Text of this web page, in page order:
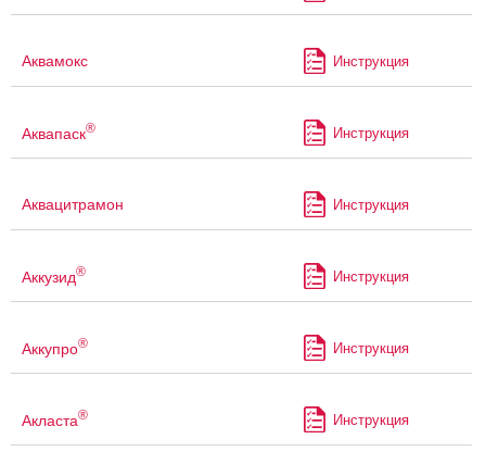
Аквамокс Инструкция
Аквапаск® Инструкция
Аквацитрамон Инструкция
Аккузид® Инструкция
Аккупро® Инструкция
Акласта® Инструкция